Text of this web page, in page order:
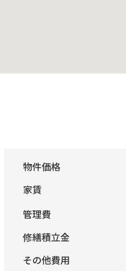
物件価格
家賃
管理費
修繕積立金
その他費用